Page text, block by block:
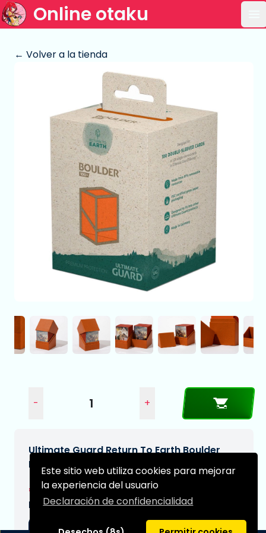
Este sitio web utiliza cookies para mejorar
la experiencia del usuario
Declaración de confidencialidad
Online otaku
← Volver a la tienda
Ultimate Guard Return To Earth Boulder
Deck Case 100+ Tamaño Estándar Naranja
€7,95
Fecha de entrega prevista:
03-09-2026
- +